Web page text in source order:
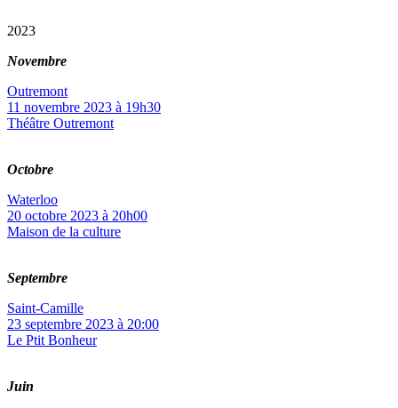
2023
Novembre
Outremont
11 novembre 2023 à 19h30
Théâtre Outremont
Octobre
Waterloo
20 octobre 2023 à 20h00
Maison de la culture
Septembre
Saint-Camille
23 septembre 2023 à 20:00
Le Ptit Bonheur
Juin